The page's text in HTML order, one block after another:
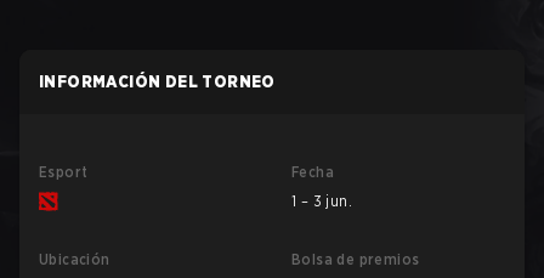
INFORMACIÓN DEL TORNEO
Esport
Fecha
1 – 3 jun.
Ubicación
Bolsa de premios